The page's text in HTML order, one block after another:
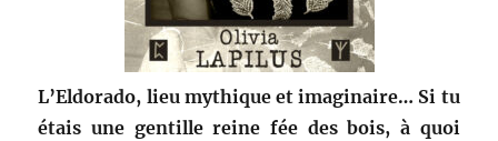
L’Eldorado, lieu mythique et imaginaire… Si tu
étais une gentille reine fée des bois, à quoi